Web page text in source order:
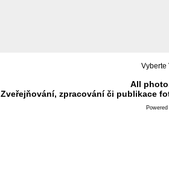
Vyberte
All
Zveřejňování, zpracování či publikace